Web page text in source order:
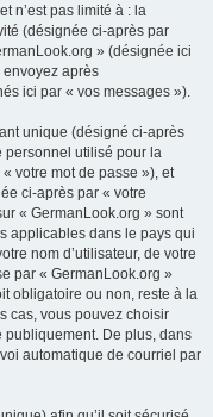
n’est pas limité à : la
(désignée ci-après par
» (désignée ici
envoyez après
ici par « vos messages »).
unique (désigné ci-après
personnel utilisé pour la
votre mot de passe »), et
ci-après par « votre
« GermanLook.org » sont
applicables dans le pays qui
nom d’utilisateur, de votre
par « GermanLook.org »
obligatoire ou non, reste à la
cas, vous pouvez choisir
publiquement. De plus, dans
automatique de courriel par